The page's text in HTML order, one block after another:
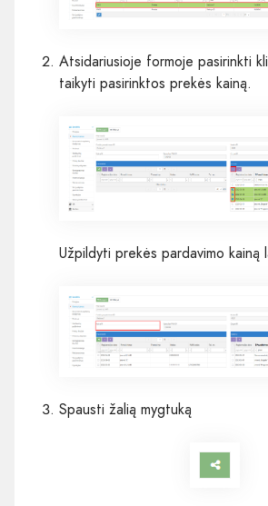
Atsidariusioje formoje pasirinkti
taikyti pasirinktos prekės kainą.
Užpildyti prekės pardavimo kainą
Spausti žalią mygtuką